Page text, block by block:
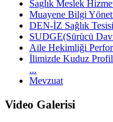
Saglık Meslek
Muayene Bilgi
DEN-İZ Sağlık
SUDGE(Sürücü
Aile Hekimliği
İlimizde Kuduz
...
Mevzuat
Video Galerisi